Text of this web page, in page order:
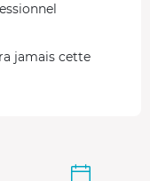
jamais cette